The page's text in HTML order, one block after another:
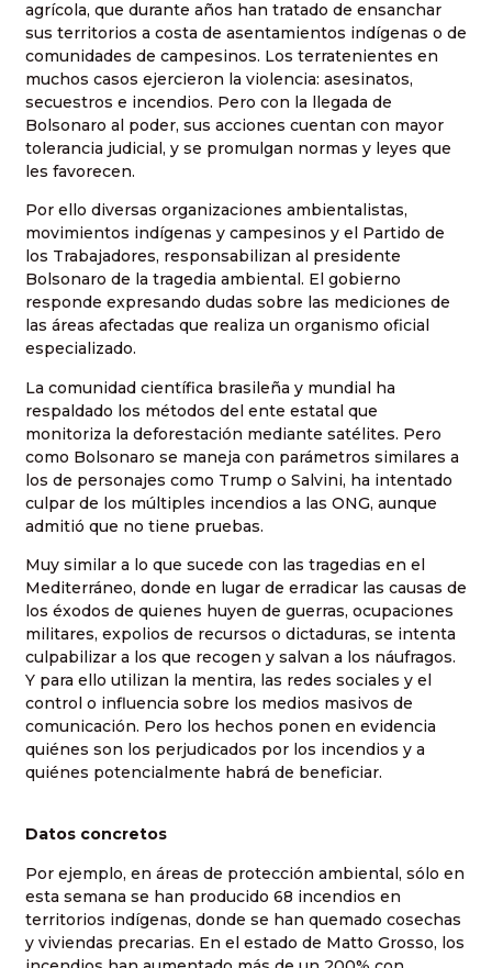
agrícola, que durante años han tratado de ensanchar
sus territorios a costa de asentamientos indígenas o de
comunidades de campesinos. Los terratenientes en
muchos casos ejercieron la violencia: asesinatos,
secuestros e incendios. Pero con la llegada de
Bolsonaro al poder, sus acciones cuentan con mayor
tolerancia judicial, y se promulgan normas y leyes que
les favorecen.
Por ello diversas organizaciones ambientalistas,
movimientos indígenas y campesinos y el Partido de
los Trabajadores, responsabilizan al presidente
Bolsonaro de la tragedia ambiental. El gobierno
responde expresando dudas sobre las mediciones de
las áreas afectadas que realiza un organismo oficial
especializado.
La comunidad científica brasileña y mundial ha
respaldado los métodos del ente estatal que
monitoriza la deforestación mediante satélites. Pero
como Bolsonaro se maneja con parámetros similares a
los de personajes como Trump o Salvini, ha intentado
culpar de los múltiples incendios a las ONG, aunque
admitió que no tiene pruebas.
Muy similar a lo que sucede con las tragedias en el
Mediterráneo, donde en lugar de erradicar las causas de
los éxodos de quienes huyen de guerras, ocupaciones
militares, expolios de recursos o dictaduras, se intenta
culpabilizar a los que recogen y salvan a los náufragos.
Y para ello utilizan la mentira, las redes sociales y el
control o influencia sobre los medios masivos de
comunicación. Pero los hechos ponen en evidencia
quiénes son los perjudicados por los incendios y a
quiénes potencialmente habrá de beneficiar.
Datos concretos
Por ejemplo, en áreas de protección ambiental, sólo en
esta semana se han producido 68 incendios en
territorios indígenas, donde se han quemado cosechas
y viviendas precarias. En el estado de Matto Grosso, los